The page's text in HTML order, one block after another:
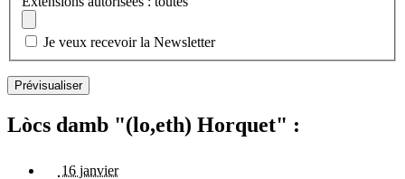
Je veux recevoir la Newsletter
Lòcs damb "(lo,eth) Horquet" :
16 janvier